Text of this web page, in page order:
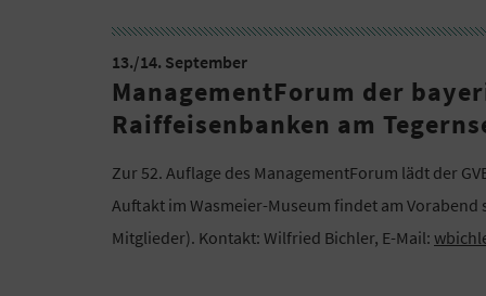
13./14. September
ManagementForum der
Raiffeisenbanken am
Zur 52. Auflage des ManagementForum lädt der
Auftakt im Wasmeier-Museum findet am
Mitglieder). Kontakt: Wilfried Bichler, E-Mail: